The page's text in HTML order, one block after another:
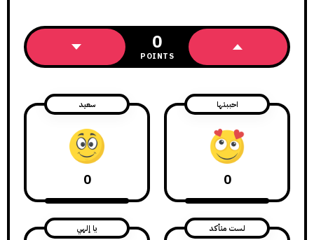
0
POINTS
احببتها
0
سعيد
0
لست متأكد يا إلهي